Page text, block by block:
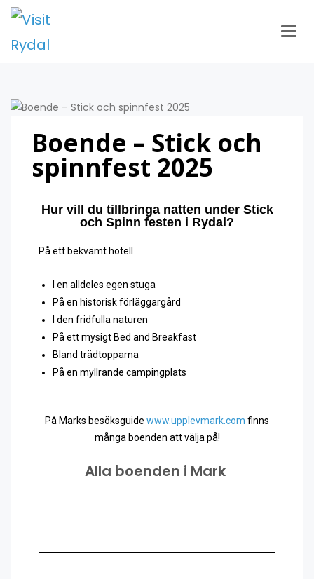
Växla
Boende – Stick och
spinnfest 2025
Hur vill du tillbringa natten under Stick
och Spinn festen i Rydal?
På ett bekvämt hotell
I en alldeles egen stuga
På en historisk förläggargård
I den fridfulla naturen
På ett mysigt Bed and Breakfast
Bland trädtopparna
På en myllrande campingplats
På Marks besöksguide www.upplevmark.com finns
många boenden att välja på!
Alla boenden i Mark